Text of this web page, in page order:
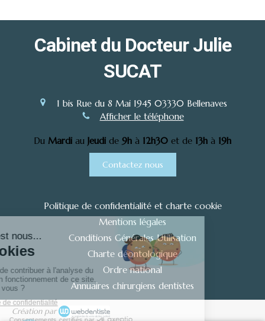
Cabinet du Docteur Julie
SUCAT
1 bis Rue du 8 Mai 1945 03330 Bellenaves
Afficher le téléphone
Du Mardi au Jeudi de 9h à 12h30 et de 13h à 19h
Contactez nous
Politique de confidentialité et charte cookie
Mentions légales
Conditions Générales Utilisation
Charte déontologique
Ordre national
Annuaires chirurgiens dentistes
Création par